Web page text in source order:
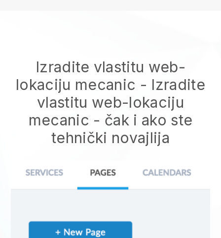
Izradite vlastitu web-
lokaciju mecanic - Izradite
vlastitu web-lokaciju
mecanic - čak i ako ste
tehnički novajlija